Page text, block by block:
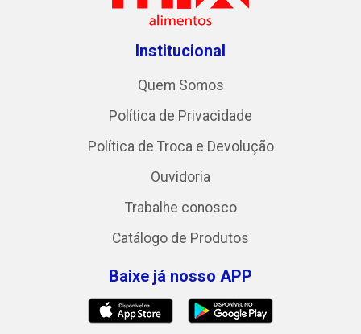
Institucional
Quem Somos
Política de Privacidade
Política de Troca e Devolução
Ouvidoria
Trabalhe conosco
Catálogo de Produtos
Baixe já nosso APP